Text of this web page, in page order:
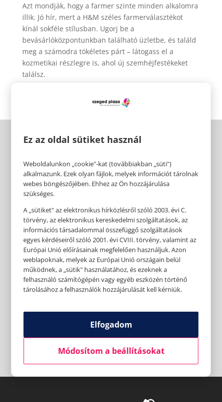
Azt mondják, hogy a farmer szinte minden alkalomra
illik. Jó hír, mert a H&M széles farmerválasztékot
kínál sokféle stílusban. Ugorj be a
bevásárlóközpontunkban található üzletbe, és találd
meg a számodra tökéletes párt – látogass el a
kozmetikai részlegre is, ahol új szemhéjfestékeket
találsz.
Ez az oldal sütiket használ
Weboldalunkon „cookie"-kat (továbbiakban „süti")
alkalmazunk. Ezek olyan fájlok, melyek információt tárolnak
webes böngészőjében. Ehhez az Ön hozzájárulása
szükséges.
A „sütiket" az elektronikus hírközlésről szóló 2003. évi C.
törvény, az elektronikus kereskedelmi szolgáltatások, az
információs társadalommal összefüggő szolgáltatások
egyes kérdéseiről szóló 2001. évi CVIII. törvény, valamint az
Európai Unió előírásainak megfelelően használjuk. Azon
weblapoknak, melyek az Európai Unió országain belül
működnek, a „sütik" használatához, és ezeknek a
felhasználó számítógépén vagy egyéb eszközén történő
tárolásához a felhasználók hozzájárulását kell kérniük.
Elfogadom
Módosítom a beállításokat